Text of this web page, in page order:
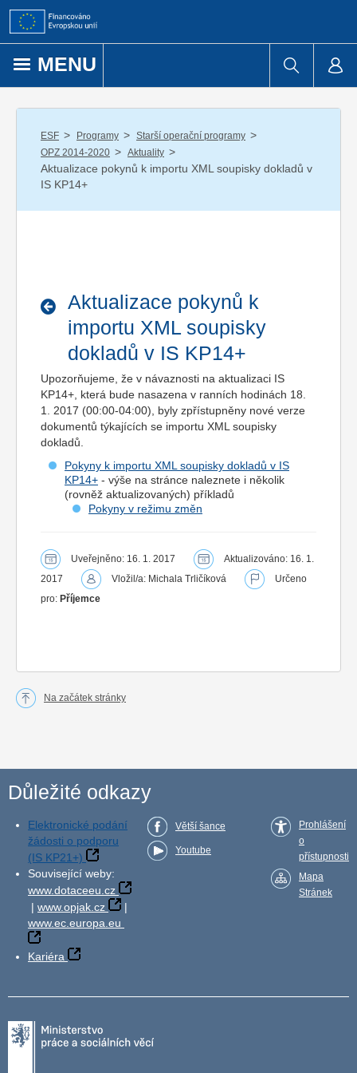
Přejít k obsahu
MENU
ESF / Programy / Starší operační programy /
OPZ 2014-2020 / Aktuality /
Aktualizace pokynů k importu XML soupisky dokladů v
IS KP14+
Aktualizace pokynů k
importu XML soupisky
dokladů v IS KP14+
Upozorňujeme, že v návaznosti na aktualizaci IS
KP14+, která bude nasazena v ranních hodinách 18.
1. 2017 (00:00-04:00), byly zpřístupněny nové verze
dokumentů týkajících se importu XML soupisky
dokladů.
Pokyny k importu XML soupisky dokladů v IS
KP14+ - výše na stránce naleznete i několik
(rovněž aktualizovaných) příkladů
Pokyny v režimu změn
Uveřejněno: 16. 1. 2017
Aktualizováno: 16. 1.
2017
Vložil/a: Michala Trličíková
Určeno
pro: Příjemce
Na začátek stránky
Důležité odkazy
Elektronické podání
žádosti o podporu
(IS KP21+)
Související weby:
www.dotaceeu.cz
| www.opjak.cz
|
www.ec.europa.eu
Kariéra
Větší šance
Youtube
Prohlášení
o
přístupnosti
Mapa
Stránek